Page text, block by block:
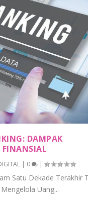
DAMPAK
FINANSIAL
| 0 |
Satu Dekade Terakhir
Uang...